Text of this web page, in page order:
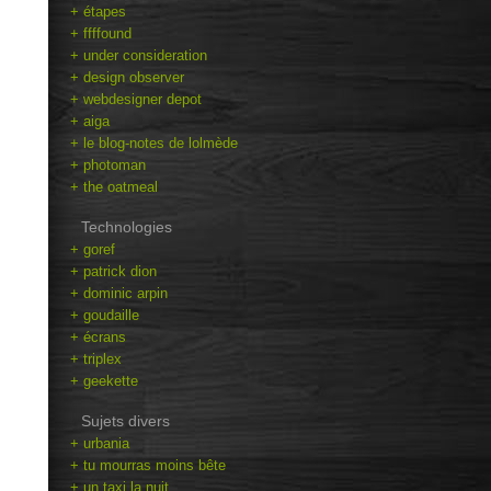
+ étapes
+ ffffound
+ under consideration
+ design observer
+ webdesigner depot
+ aiga
+ le blog-notes de lolmède
+ photoman
+ the oatmeal
Technologies
+ goref
+ patrick dion
+ dominic arpin
+ goudaille
+ écrans
+ triplex
+ geekette
Sujets divers
+ urbania
+ tu mourras moins bête
+ un taxi la nuit